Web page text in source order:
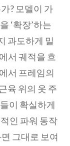
? 모델이 가
‘확장’하는
과도하게 밀
서 궤적을 흐
서 프레임의
육 위의 옷 주
이 확실하게
인 파워 동작
그대로 보여